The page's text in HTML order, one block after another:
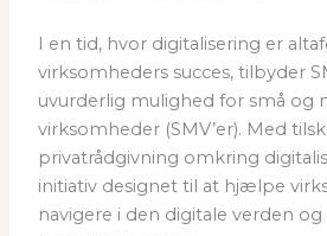
I en tid, hvor digitalisering er
virksomheders succes, tilbyder
uvurderlig mulighed for små og
virksomheder (SMV’er). Med
privatrådgivning omkring
initiativ designet til at hjælpe
navigere i den digitale verden